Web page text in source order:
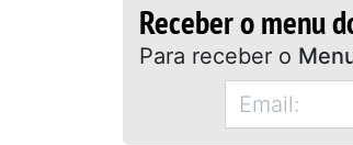
Receber o menu
Para receber o